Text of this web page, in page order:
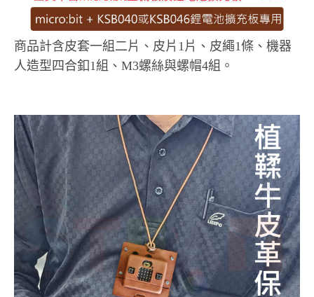
商品計含皮套一組二片、皮片1片、皮繩1條、機器
人造型四合釦1組、M3螺絲與螺帽4組。